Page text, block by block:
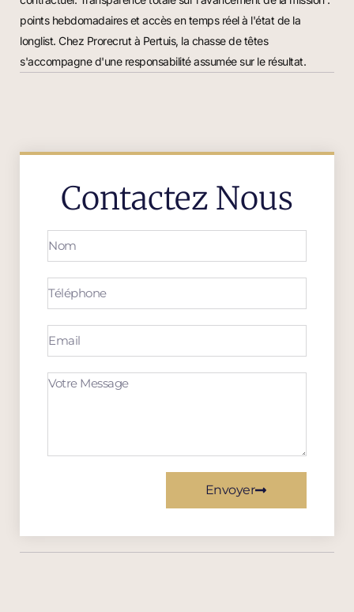
points hebdomadaires et accès en temps réel à l'état de la
longlist. Chez Prorecrut à Pertuis, la chasse de têtes
s'accompagne d'une responsabilité assumée sur le résultat.
Contactez Nous
Envoyer